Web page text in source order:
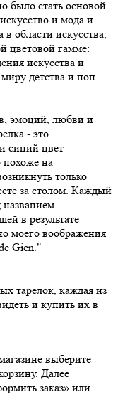
было стать основой
и мода и
области искусства,
цветовой гамме:
искусства и
детства и поп-
эмоций, любви и
- это
синий цвет
похоже на
только
за столом. Каждый
названием
в результате
моего воображения
Gien."
тарелок, каждая из
и купить их в
выберите
Далее
заказ» или